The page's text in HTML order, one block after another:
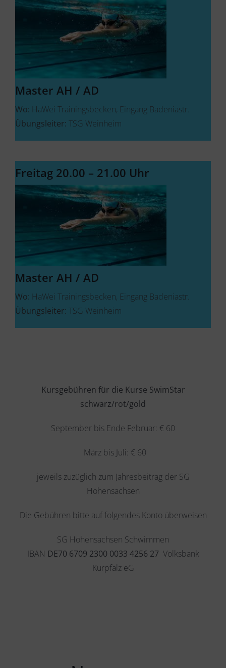
Master AH / AD
Wo: HaWei Trainingsbecken, Eingang Badeniastr.
Übungsleiter: TSG Weinheim
Freitag 20.00 – 21.00 Uhr
Master AH / AD
Wo: HaWei Trainingsbecken, Eingang Badeniastr.
Übungsleiter: TSG Weinheim
Kursgebühren für die Kurse SwimStar
schwarz/rot/gold
September bis Ende Februar: € 60
März bis Juli: € 60
jeweils zuzüglich zum Jahresbeitrag der SG
Hohensachsen
Die Gebühren bitte auf folgendes Konto überweisen
SG Hohensachsen Schwimmen
IBAN DE70 6709 2300 0033 4256 27 Volksbank
Kurpfalz eG